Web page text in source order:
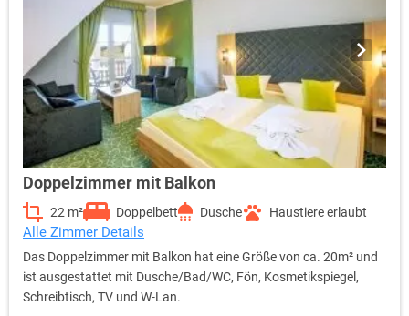
Doppelzimmer mit Balkon
22 m² Doppelbett Dusche Haustiere erlaubt
Alle Zimmer Details
Das Doppelzimmer mit Balkon hat eine Größe von ca. 20m² und
ist ausgestattet mit Dusche/Bad/WC, Fön, Kosmetikspiegel,
Schreibtisch, TV und W-Lan.